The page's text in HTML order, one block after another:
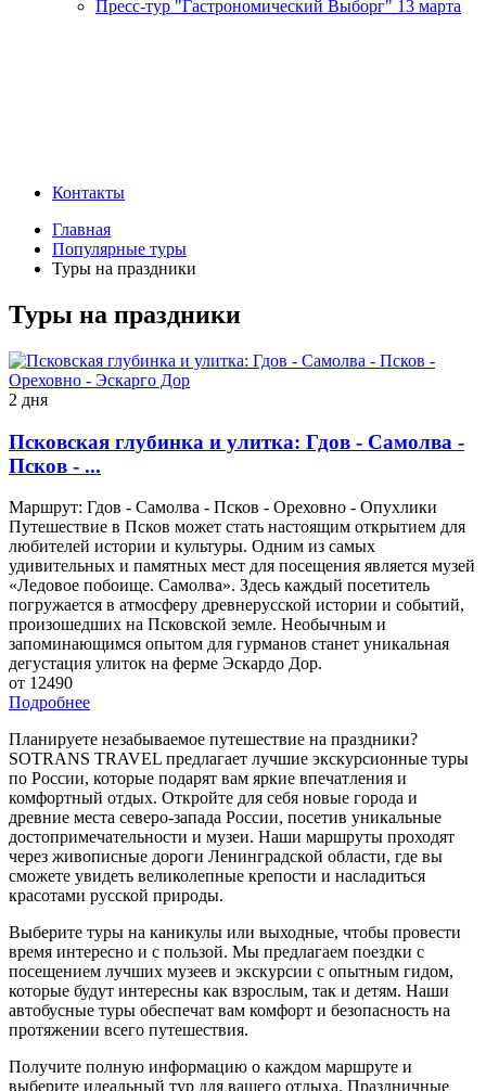
Пресс-тур "Гастрономический Выборг" 13 марта
Контакты
Главная
Популярные туры
Туры на праздники
Туры на праздники
2 дня
Псковская глубинка и улитка: Гдов - Самолва -
Псков - ...
Маршрут: Гдов - Самолва - Псков - Ореховно - Опухлики
Путешествие в Псков может стать настоящим открытием для
любителей истории и культуры. Одним из самых
удивительных и памятных мест для посещения является музей
«Ледовое побоище. Самолва». Здесь каждый посетитель
погружается в атмосферу древнерусской истории и событий,
произошедших на Псковской земле. Необычным и
запоминающимся опытом для гурманов станет уникальная
дегустация улиток на ферме Эскардо Дор.
от 12490
Подробнее
Планируете незабываемое путешествие на праздники?
SOTRANS TRAVEL предлагает лучшие экскурсионные туры
по России, которые подарят вам яркие впечатления и
комфортный отдых. Откройте для себя новые города и
древние места северо-запада России, посетив уникальные
достопримечательности и музеи. Наши маршруты проходят
через живописные дороги Ленинградской области, где вы
сможете увидеть великолепные крепости и насладиться
красотами русской природы.
Выберите туры на каникулы или выходные, чтобы провести
время интересно и с пользой. Мы предлагаем поездки с
посещением лучших музеев и экскурсии с опытным гидом,
которые будут интересны как взрослым, так и детям. Наши
автобусные туры обеспечат вам комфорт и безопасность на
протяжении всего путешествия.
Получите полную информацию о каждом маршруте и
выберите идеальный тур для вашего отдыха. Праздничные